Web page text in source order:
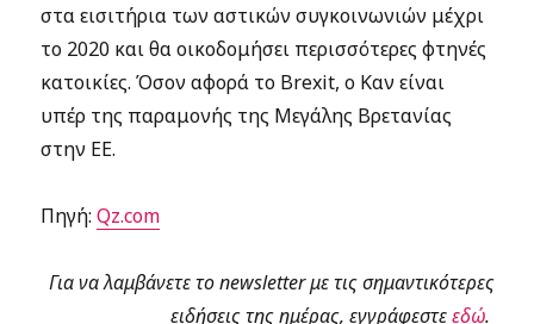
στα εισιτήρια των αστικών συγκοινωνιών μέχρι
το 2020 και θα οικοδομήσει περισσότερες φτηνές
κατοικίες. Όσον αφορά το Brexit, ο Καν είναι
υπέρ της παραμονής της Μεγάλης Βρετανίας
στην ΕΕ.
Πηγή:Qz.com
Για να λαμβάνετε το newsletter με τις σημαντικότερες
ειδήσεις της ημέρας, εγγράφεστεεδώ.